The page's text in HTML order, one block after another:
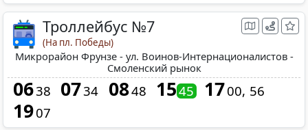
Троллейбус №7
(На пл. Победы)
Микрорайон Фрунзе - ул. Воинов-Интернационалистов -
Смоленский рынок
0638 0734 0848 1545 1700 56
1907